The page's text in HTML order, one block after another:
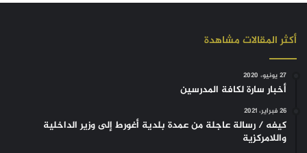
أكثر المقالات مشاهدة
27 يونيو، 2020
أخبار سارة لكافة المدرسين
26 فبراير، 2021
كيفه / رسالة عاجلة من عمدة بلدية أغورط إلى وزير الداخلية
واللامركزية